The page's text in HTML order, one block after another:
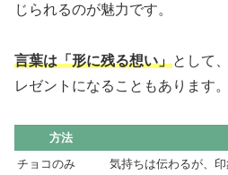
じられるのが魅力です。
言葉は「形に残る想い」として
レゼントになることもあります。
方法
チョコのみ
気持ちは伝わるが、